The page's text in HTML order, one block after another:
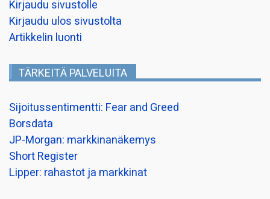
Kirjaudu sivustolle
Kirjaudu ulos sivustolta
Artikkelin luonti
TÄRKEITÄ PALVELUITA
Sijoitussentimentti: Fear and Greed
Borsdata
JP-Morgan: markkinanäkemys
Short Register
Lipper: rahastot ja markkinat